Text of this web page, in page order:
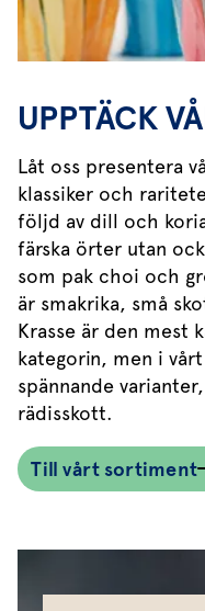
UPPTÄCK
Låt oss presentera
klassiker och
följd av dill och
färska örter utan
som pak choi och
är smakrika, små
Krasse är den mest
kategorin, men i
spännande
rädisskott.
Till vårt sortiment